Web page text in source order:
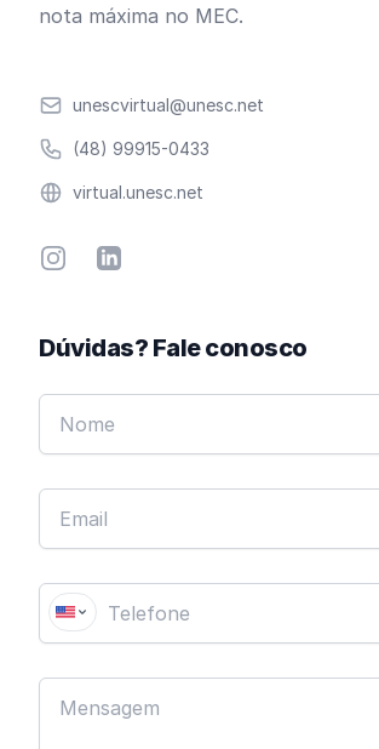
nota máxima no MEC.
Emailunescvirtual@unesc.net
Telefone(48) 99915-0433
Websitevirtual.unesc.net
InstagramLinkedin
Dúvidas? Fale conosco